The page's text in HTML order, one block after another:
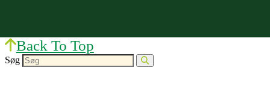
Back To Top
Søg